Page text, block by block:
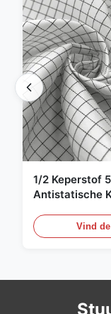
1/2 Keperstof
Antistatische
Vind